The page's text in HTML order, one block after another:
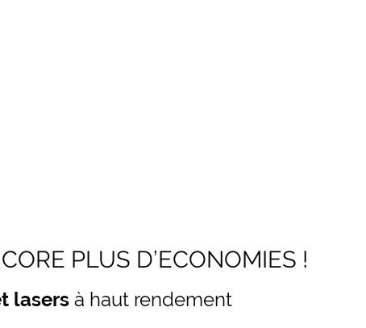
PLUS D’ECONOMIES !
lasersà haut rendement